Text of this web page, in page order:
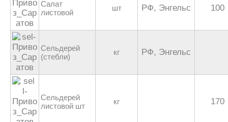
Салат
листовой
шт РФ, Энгельс 100
Сельдерей
(стебли)
кг РФ, Энгельс
Сельдерей
листовой шт
кг 170